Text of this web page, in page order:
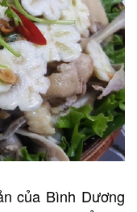
của Bình Dương